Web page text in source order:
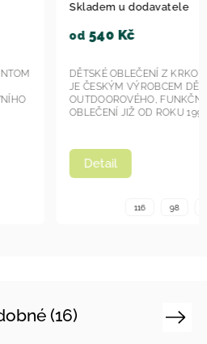
ZNAČKA FANTOM
A SPORTOVNÍHO
Zakládá si...
Skladem
DĚTSKÉ
JE
OBLEČENÍ
(16) Next